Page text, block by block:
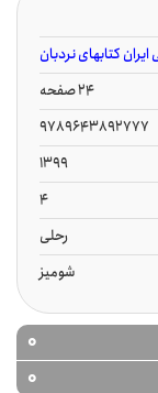
کتابهای نردبان
24 صفحه
9789643892777
1399
4
رحلی
شومیز
0
0